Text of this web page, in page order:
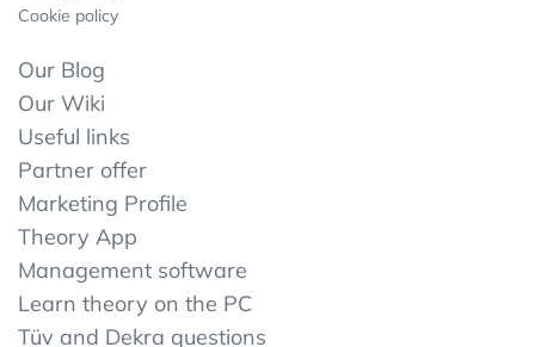
Cookie policy
Our Blog
Our Wiki
Useful links
Partner offer
Marketing Profile
Theory App
Management software
Learn theory on the PC
Tüv and Dekra questions